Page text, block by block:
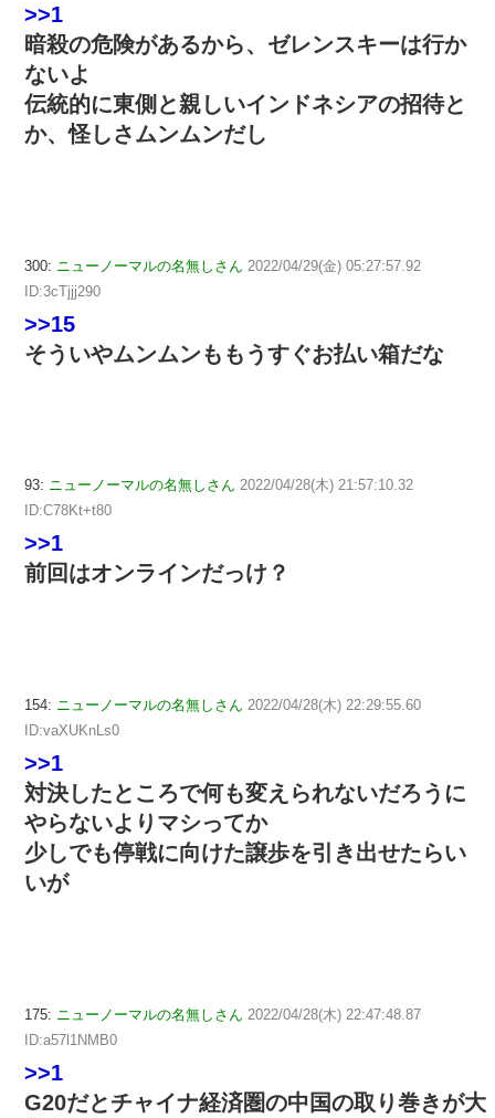
>>1
暗殺の危険があるから、ゼレンスキーは行か
ないよ
伝統的に東側と親しいインドネシアの招待と
か、怪しさムンムンだし
300: ニューノーマルの名無しさん 2022/04/29(金) 05:27:57.92
ID:3cTjjj290
>>15
そういやムンムンももうすぐお払い箱だな
93: ニューノーマルの名無しさん 2022/04/28(木) 21:57:10.32
ID:C78Kt+t80
>>1
前回はオンラインだっけ？
154: ニューノーマルの名無しさん 2022/04/28(木) 22:29:55.60
ID:vaXUKnLs0
>>1
対決したところで何も変えられないだろうに
やらないよりマシってか
少しでも停戦に向けた譲歩を引き出せたらい
いが
175: ニューノーマルの名無しさん 2022/04/28(木) 22:47:48.87
ID:a57l1NMB0
>>1
G20だとチャイナ経済圏の中国の取り巻きが大